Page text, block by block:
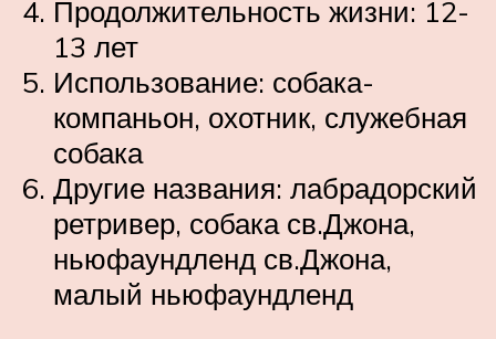
Продолжительность жизни: 12-
13 лет
Использование: собака-
компаньон, охотник, служебная
собака
Другие названия: лабрадорский
ретривер, собака св.Джона,
ньюфаундленд св.Джона,
малый ньюфаундленд